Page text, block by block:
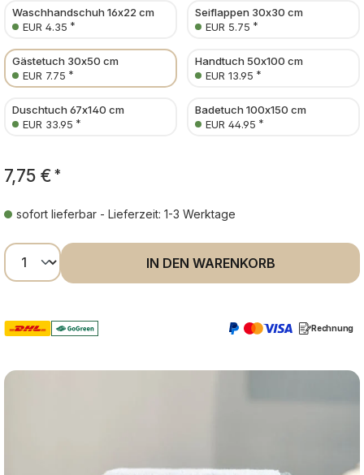
Waschhandschuh 16x22 cm
EUR 4.35 *
Seiflappen 30x30 cm
EUR 5.75 *
Gästetuch 30x50 cm
EUR 7.75 *
Handtuch 50x100 cm
EUR 13.95 *
Duschtuch 67x140 cm
EUR 33.95 *
Badetuch 100x150 cm
EUR 44.95 *
7,75 € *
sofort lieferbar - Lieferzeit: 1-3 Werktage
Produkt Anzahl: Gib den gewünschten
IN DEN WARENKORB
Rechnung